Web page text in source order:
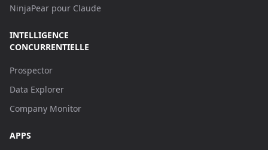
NinjaPear pour Claude
INTELLIGENCE
CONCURRENTIELLE
Prospector
Data Explorer
Company Monitor
APPS